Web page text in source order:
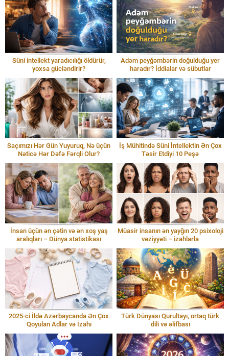
Süni intellekt yaradıcılığı öldürür,
yoxsa gücləndirir?
Adəm peyğəmbərin doğulduğu yer
haradır? İddialar və sübutlar
Saçımızı Hər Gün Yuyuruq, Nə üçün
Nəticə Hər Dəfə Fərqli Olur?
İş Mühitində Süni İntellektin Ən Çox
Təsir Etdiyi 10 Peşə
İnsan üçün ən çətin və ən xoş yaş
aralıqları – Dünya statistikası
Müasir insanın ən yayğın 20 psixoloji
vəziyyəti – izahlarla
2025-ci İldə Azərbaycanda Ən Çox
Qoyulan Adlar və İzahı
Türk Dünyası Qurultayı, ortaq türk
dili və əlifbası